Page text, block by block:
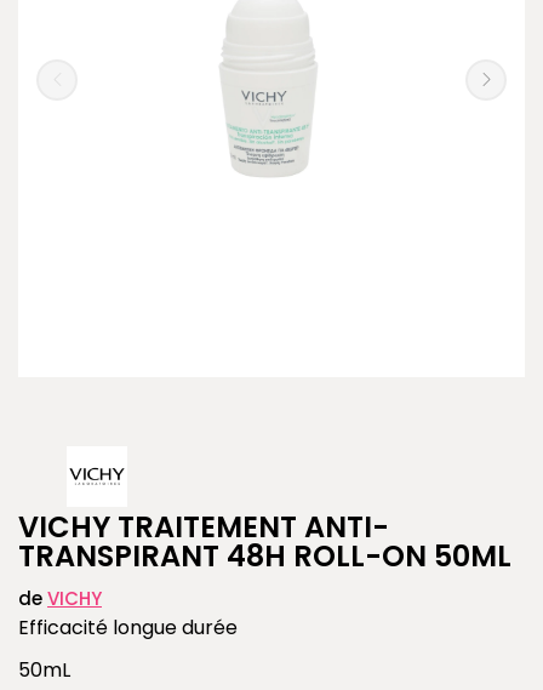
VICHY TRAITEMENT ANTI-
TRANSPIRANT 48H ROLL-ON 50ML
deVICHY
Efficacité longue durée
50mL